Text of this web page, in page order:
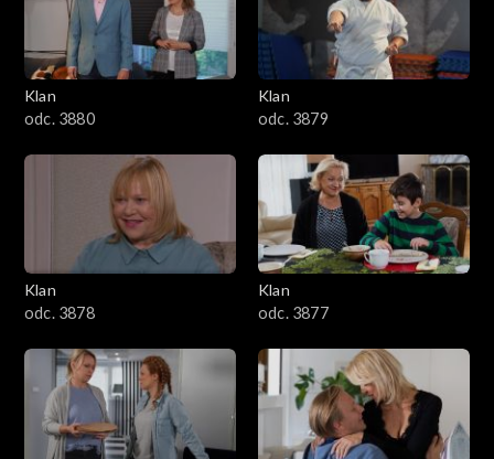
1001–1100
901–1000
801–900
601–700
501–600
401–500
301–400
Klan
odc. 3880
Klan
odc. 3879
Klan
odc. 3878
Klan
odc. 3877